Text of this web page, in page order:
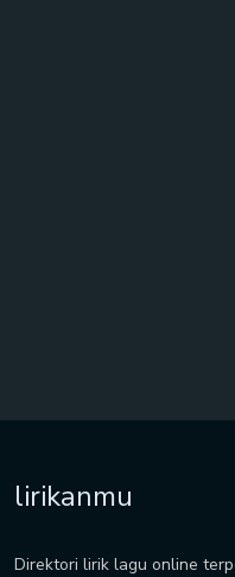
lirikanmu
Direktori lirik lagu online